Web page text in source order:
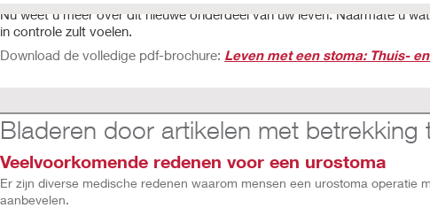
Nu weet u meer over dit nieuwe onderdeel van uw leven. Naarmate u
in controle zult voelen.
Download de volledige pdf-brochure: Leven met een stoma: Thuis-
Bladeren door artikelen met betrekking
Veelvoorkomende redenen voor een urostoma
Er zijn diverse medische redenen waarom mensen een urostoma
aanbevelen.